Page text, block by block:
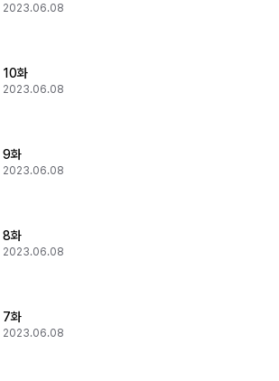
2023.06.08
10화
2023.06.08
9화
2023.06.08
8화
2023.06.08
7화
2023.06.08